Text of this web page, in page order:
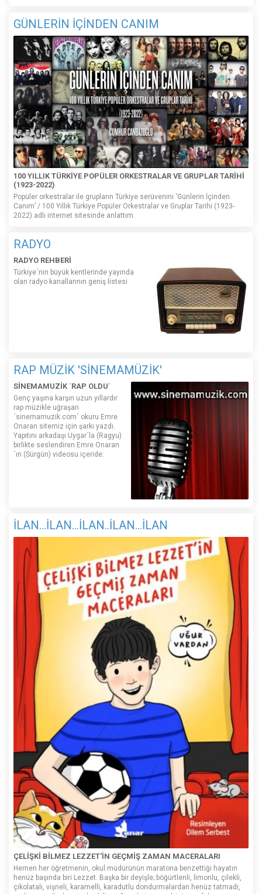
GÜNLERİN İÇİNDEN CANIM
100 YILLIK TÜRKİYE POPÜLER ORKESTRALAR VE GRUPLAR TARİHİ
(1923-2022)
Popüler orkestralar ile grupların Türkiye serüvenini ‘Günlerin İçinden
Canım’ / 100 Yıllık Türkiye Popüler Orkestralar ve Gruplar Tarihi (1923-
2022) adlı internet sitesinde anlattım.
RADYO
RADYO REHBERİ
Türkiye´nin büyük kentlerinde yayında
olan radyo kanallarının geniş listesi
RAP MÜZİK 'SİNEMAMÜZİK'
SİNEMAMUZİK ´RAP OLDU´
Genç yaşına karşın uzun yıllardır
rap müzikle uğraşan
´sinemamuzik.com´ okuru Emre
Onaran sitemiz için şarkı yazdı.
Yapıtını arkadaşı Uygar´la (Ragyu)
birlikte seslendiren Emre Onaran
´ın (Sürgün) videosu içeride:
İLAN...İLAN...İLAN..İLAN...İLAN
ÇELİŞKİ BİLMEZ LEZZET'İN GEÇMİŞ ZAMAN MACERALARI
Hemen her öğretmenin, okul müdürünün maratona benzettiği hayatın
henüz başında biri Lezzet. Başka bir deyişle; böğürtlenli, limonlu, çilekli,
çikolatalı, vişneli, karamelli, karadutlu dondurmalardan henüz tatmadı,